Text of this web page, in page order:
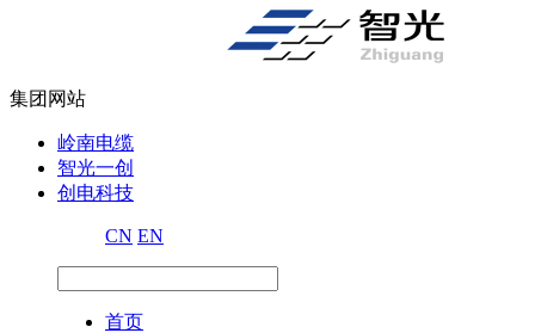
集团网站
岭南电缆
智光一创
创电科技
CN EN
首页